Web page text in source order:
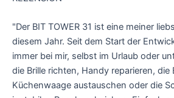
"Der BIT TOWER 31 ist eine meiner
diesem Jahr. Seit dem Start der
immer bei mir, selbst im Urlaub oder
die Brille richten, Handy reparieren, die
Küchenwaage austauschen oder die